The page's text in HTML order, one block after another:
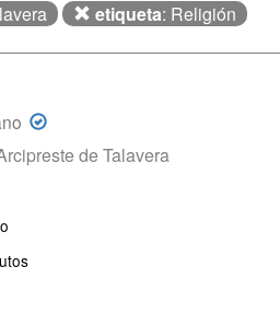
etiqueta: Religión
de Talavera